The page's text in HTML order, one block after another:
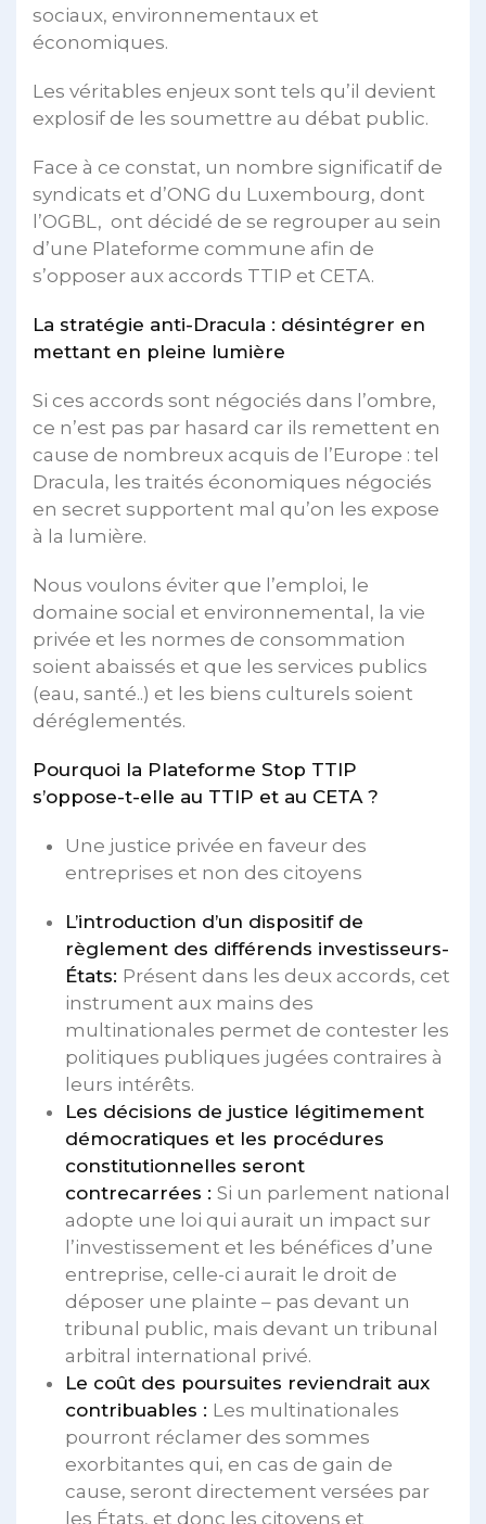
sociaux, environnementaux et
économiques.
Les véritables enjeux sont tels qu’il devient
explosif de les soumettre au débat public.
Face à ce constat, un nombre significatif de
syndicats et d’ONG du Luxembourg, dont
l’OGBL, ont décidé de se regrouper au sein
d’une Plateforme commune afin de
s’opposer aux accords TTIP et CETA.
La stratégie anti-Dracula : désintégrer en
mettant en pleine lumière
Si ces accords sont négociés dans l’ombre,
ce n’est pas par hasard car ils remettent en
cause de nombreux acquis de l’Europe : tel
Dracula, les traités économiques négociés
en secret supportent mal qu’on les expose
à la lumière.
Nous voulons éviter que l’emploi, le
domaine social et environnemental, la vie
privée et les normes de consommation
soient abaissés et que les services publics
(eau, santé..) et les biens culturels soient
déréglementés.
Pourquoi la Plateforme Stop TTIP
s’oppose-t-elle au TTIP et au CETA ?
Une justice privée en faveur des
entreprises et non des citoyens
L’introduction d’un dispositif de
règlement des différends investisseurs-
États: Présent dans les deux accords, cet
instrument aux mains des
multinationales permet de contester les
politiques publiques jugées contraires à
leurs intérêts.
Les décisions de justice légitimement
démocratiques et les procédures
constitutionnelles seront
contrecarrées : Si un parlement national
adopte une loi qui aurait un impact sur
l’investissement et les bénéfices d’une
entreprise, celle-ci aurait le droit de
déposer une plainte – pas devant un
tribunal public, mais devant un tribunal
arbitral international privé.
Le coût des poursuites reviendrait aux
contribuables : Les multinationales
pourront réclamer des sommes
exorbitantes qui, en cas de gain de
cause, seront directement versées par
les États, et donc les citoyens et